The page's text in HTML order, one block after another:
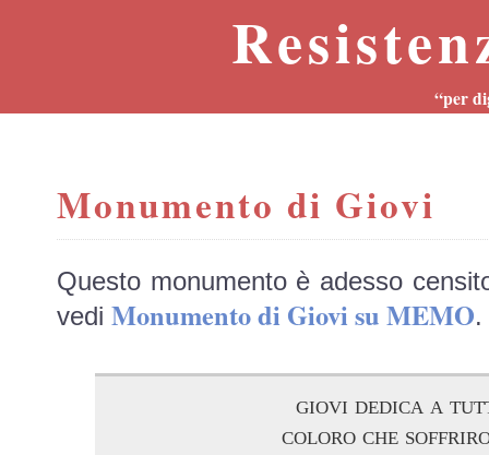
“per
Monumento di Giovi
Questo monumento è adesso
vedi Monumento di Giovi su MEMO.
giovi dedica a
coloro che